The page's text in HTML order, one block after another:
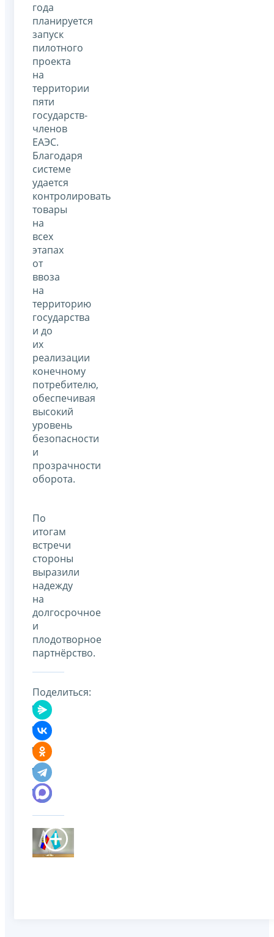
года
планируется
запуск
пилотного
проекта
на
территории
пяти
государств-
членов
ЕАЭС.
Благодаря
системе
удается
контролировать
товары
на
всех
этапах
от
ввоза
на
территорию
государства
и до
их
реализации
конечному
потребителю,
обеспечивая
высокий
уровень
безопасности
и
прозрачности
оборота.
По
итогам
встречи
стороны
выразили
надежду
на
долгосрочное
и
плодотворное
партнёрство.
Поделиться: